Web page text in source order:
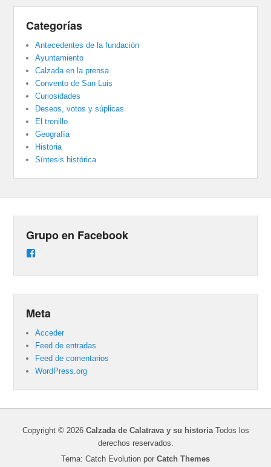
Categorías
Antecedentes de la fundación
Ayuntamiento
Calzada en la prensa
Convento de San Luis
Curiosidades
Deseos, votos y súplicas
El trenillo
Geografía
Historia
Síntesis histórica
Grupo en Facebook
Meta
Acceder
Feed de entradas
Feed de comentarios
WordPress.org
Copyright © 2026 Calzada de Calatrava y su historiaTodos los
derechos reservados.
Tema: Catch Evolution por Catch Themes